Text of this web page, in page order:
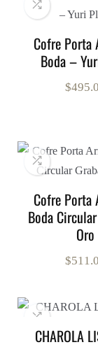
Cofre Porta
Boda –
$
Cofre Porta
Boda
Oro
$
CHAROLA